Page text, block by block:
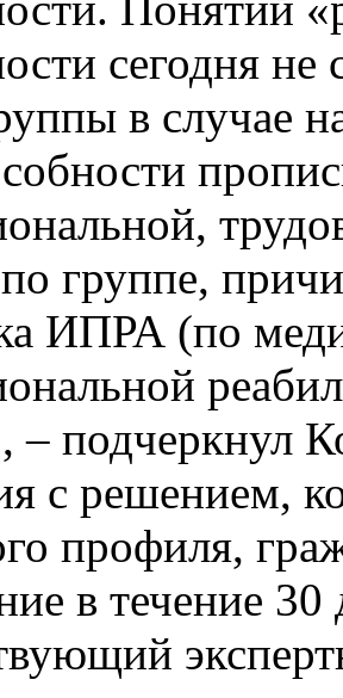
сегодня
в случае
группе,
ИПРА (по
– подчеркнул
с решением,
профиля,
в течение